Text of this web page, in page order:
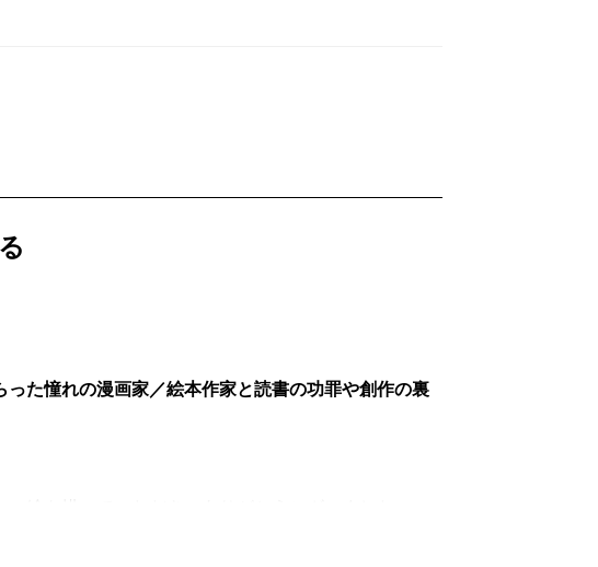
た憧れの漫画家／絵本作家と読書の功罪や創作の裏
で佐々木さんのお名前を出したので、まさか実現す